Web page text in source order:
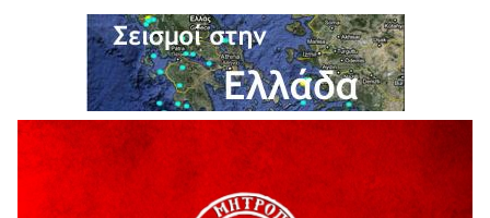
Η Marseaux στα Γρεβενά για μια μοναδική συναυλία
5 Αυγούστου 2026
Θερινό Σινεμά στο πλαίσιο του «Πολιτιστικού
Καλοκαιριού 2026» με την βραβευμένη ταινία «Μικρές
Ανάσες».
5 Αυγούστου 2026
Γρεβενά: Συνελήφθη 18χρονος αλλοδαπός, για κλοπή
εξοπλισμού γυμναστηρίου